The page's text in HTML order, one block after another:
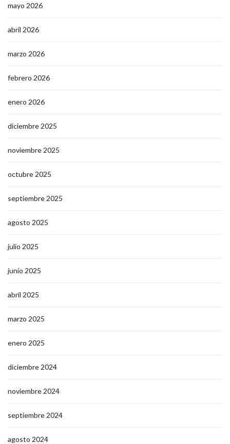
mayo 2026
abril 2026
marzo 2026
febrero 2026
enero 2026
diciembre 2025
noviembre 2025
octubre 2025
septiembre 2025
agosto 2025
julio 2025
junio 2025
abril 2025
marzo 2025
enero 2025
diciembre 2024
noviembre 2024
septiembre 2024
agosto 2024